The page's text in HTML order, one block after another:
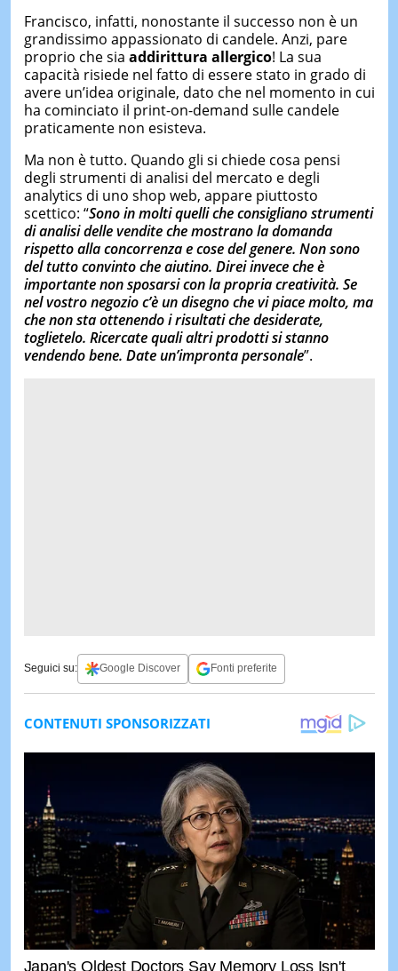
Francisco, infatti, nonostante il successo non è un
grandissimo appassionato di candele. Anzi, pare
proprio che sia addirittura allergico! La sua
capacità risiede nel fatto di essere stato in grado di
avere un’idea originale, dato che nel momento in cui
ha cominciato il print-on-demand sulle candele
praticamente non esisteva.
Ma non è tutto. Quando gli si chiede cosa pensi
degli strumenti di analisi del mercato e degli
analytics di uno shop web, appare piuttosto
scettico: “Sono in molti quelli che consigliano strumenti
di analisi delle vendite che mostrano la domanda
rispetto alla concorrenza e cose del genere. Non sono
del tutto convinto che aiutino. Direi invece che è
importante non sposarsi con la propria creatività. Se
nel vostro negozio c’è un disegno che vi piace molto, ma
che non sta ottenendo i risultati che desiderate,
toglietelo. Ricercate quali altri prodotti si stanno
vendendo bene. Date un’impronta personale”.
Seguici su: Google Discover Fonti preferite